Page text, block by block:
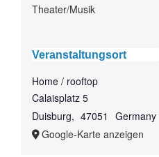
Theater/Musik
Veranstaltungsort
Home / rooftop
Calaisplatz 5
Duisburg, 47051
Germany
Google-Karte anzeigen